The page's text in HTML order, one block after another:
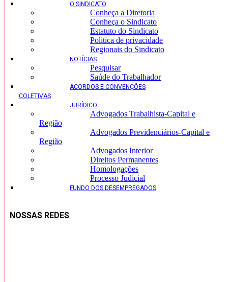
O SINDICATO
Conheça a Diretoria
Conheça o Sindicato
Estatuto do Sindicato
Politica de privacidade
Regionais do Sindicato
NOTÍCIAS
Pesquisar
Saúde do Trabalhador
ACORDOS E CONVENÇÕES
COLETIVAS
JURÍDICO
Advogados Trabalhista-Capital e
Região
Advogados Previdenciários-Capital e
Região
Advogados Interior
Direitos Permanentes
Homologações
Processo Judicial
FUNDO DOS DESEMPREGADOS
NOSSAS REDES